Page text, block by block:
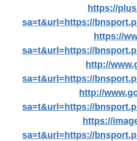
https://
sa=t&url=https://
https://
sa=t&url=https://
http://
sa=t&url=https://
http://
sa=t&url=https://
https://
sa=t&url=https://